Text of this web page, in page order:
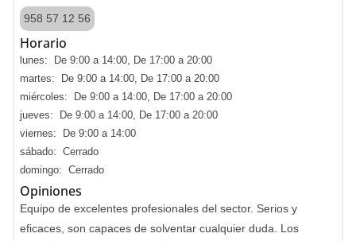
958 57 12 56
Horario
lunes: De 9:00 a 14:00, De 17:00 a 20:00
martes: De 9:00 a 14:00, De 17:00 a 20:00
miércoles: De 9:00 a 14:00, De 17:00 a 20:00
jueves: De 9:00 a 14:00, De 17:00 a 20:00
viernes: De 9:00 a 14:00
sábado: Cerrado
domingo: Cerrado
Opiniones
Equipo de excelentes profesionales del sector. Serios y
eficaces, son capaces de solventar cualquier duda. Los